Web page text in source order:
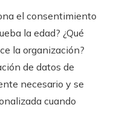
el consentimiento
la edad? ¿Qué
la organización?
de datos de
necesario y se
cuando